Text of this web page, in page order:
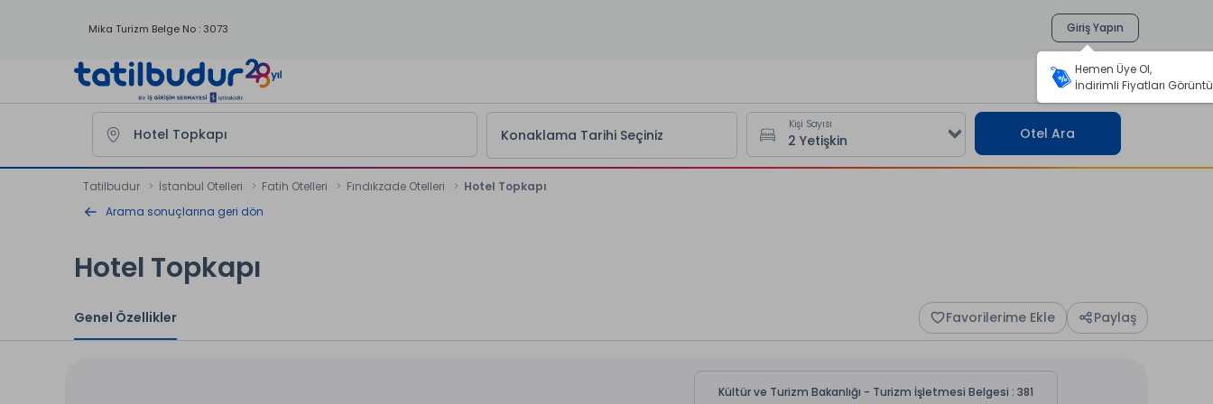
Mika Turizm Belge No : 3073 Giriş Yapın
Konaklama Tarihi Seçiniz
Kişi Sayısı
Otel Ara
Tatilbudur İstanbul Otelleri Fatih Otelleri Fındıkzade Otelleri
Hotel Topkapı
Arama sonuçlarına geri dön
Hotel Topkapı
Genel Özellikler Favorilerime Ekle Paylaş
Kültür ve Turizm Bakanlığı - Turizm İşletmesi Belgesi : 381
Hemen Üye Ol,
İndirimli Fiyatları